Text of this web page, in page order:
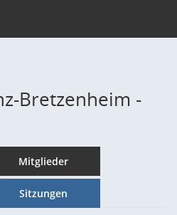
Bretzenheim -
Mitglieder
Sitzungen